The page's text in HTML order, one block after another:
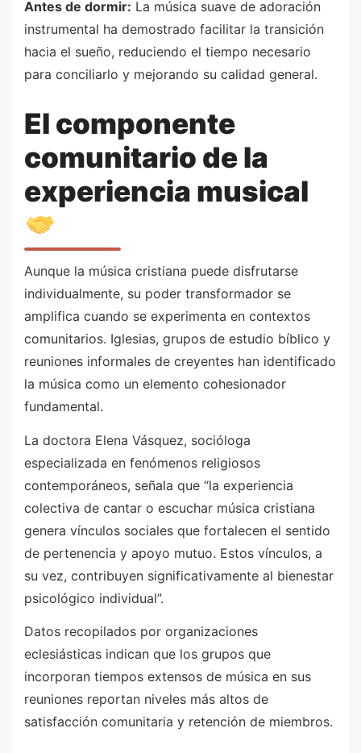
Antes de dormir: La música suave de adoración
instrumental ha demostrado facilitar la transición
hacia el sueño, reduciendo el tiempo necesario
para conciliarlo y mejorando su calidad general.
El componente
comunitario de la
experiencia musical
Aunque la música cristiana puede disfrutarse
individualmente, su poder transformador se
amplifica cuando se experimenta en contextos
comunitarios. Iglesias, grupos de estudio bíblico y
reuniones informales de creyentes han identificado
la música como un elemento cohesionador
fundamental.
La doctora Elena Vásquez, socióloga
especializada en fenómenos religiosos
contemporáneos, señala que “la experiencia
colectiva de cantar o escuchar música cristiana
genera vínculos sociales que fortalecen el sentido
de pertenencia y apoyo mutuo. Estos vínculos, a
su vez, contribuyen significativamente al bienestar
psicológico individual”.
Datos recopilados por organizaciones
eclesiásticas indican que los grupos que
incorporan tiempos extensos de música en sus
reuniones reportan niveles más altos de
satisfacción comunitaria y retención de miembros.